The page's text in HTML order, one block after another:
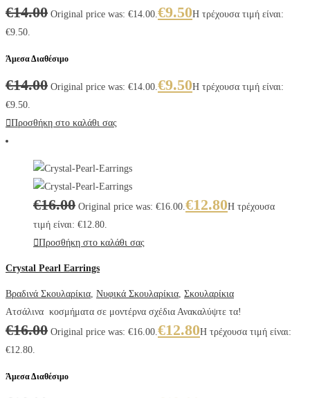
€14.00 Original price was: €14.00. €9.50Η τρέχουσα τιμή είναι:
€9.50.
Άμεσα Διαθέσιμο
€14.00 Original price was: €14.00. €9.50Η τρέχουσα τιμή είναι:
€9.50.
Προσθήκη στο καλάθι σας
€16.00 Original price was: €16.00. €12.80Η τρέχουσα
τιμή είναι: €12.80.
Προσθήκη στο καλάθι σας
Crystal Pearl Earrings
Βραδινά Σκουλαρίκια Νυφικά Σκουλαρίκια Σκουλαρίκια
Ατσάλινα κοσμήματα σε μοντέρνα σχέδια Ανακαλύψτε τα!
€16.00 Original price was: €16.00. €12.80Η τρέχουσα τιμή είναι:
€12.80.
Άμεσα Διαθέσιμο